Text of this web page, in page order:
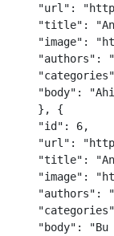
"url " : "
"title" : "
"image" : "
"authors" : "
"categories"
"body" : "
},
{
"id " : 6,
"url " : "
"title" : "
"image" : "
"authors" : "
"categories"
"body" : "